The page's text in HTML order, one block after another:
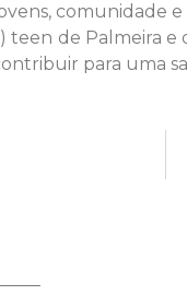
comunidade
de Palmeira
para uma